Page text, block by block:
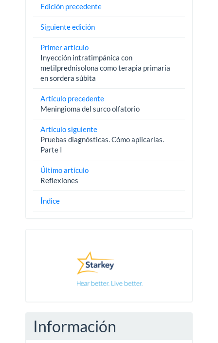
Edición precedente
Siguiente edición
Primer artículo
Inyección intratimpánica con
metilprednisolona como terapia primaria
en sordera súbita
Artículo precedente
Meningioma del surco olfatorio
Artículo siguiente
Pruebas diagnósticas. Cómo aplicarlas.
Parte I
Último artículo
Reflexiones
Índice
Información